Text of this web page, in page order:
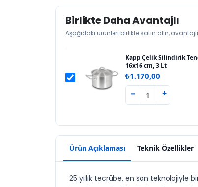
Birlikte Daha Avantajlı
Aşağıdaki ürünleri birlikte satın alın,
Kapp Çelik Silindirik
16x16 cm, 3 Lt
₺1.170,00
− +
Ürün Açıklaması Teknik Özellikler
25 yıllık tecrübe, en son teknolojiyle